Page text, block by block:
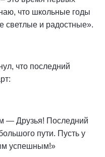
что школьные годы
светлые и радостные».
что последний
— Друзья! Последний
пути. Пусть у
успешным!»